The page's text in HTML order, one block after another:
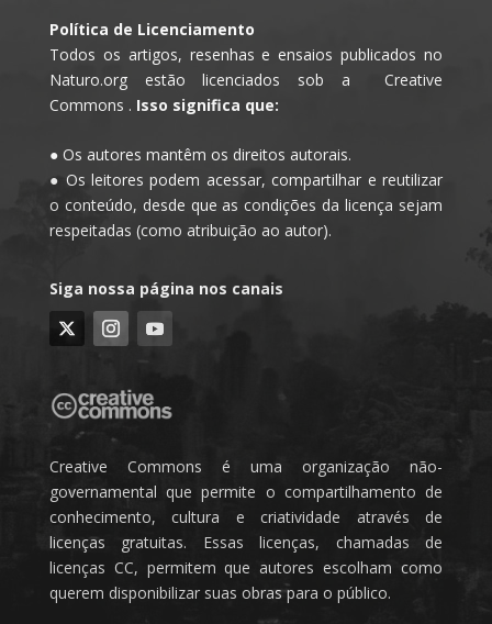
Política de Licenciamento
Todos os artigos, resenhas e ensaios publicados no
Naturo.org estão licenciados sob a Creative
Commons . Isso significa que:
● Os autores mantêm os direitos autorais.
● Os leitores podem acessar, compartilhar e reutilizar
o conteúdo, desde que as condições da licença sejam
respeitadas (como atribuição ao autor).
Siga nossa página nos canais
Creative Commons é uma organização não-
governamental que permite o compartilhamento de
conhecimento, cultura e criatividade através de
licenças gratuitas. Essas licenças, chamadas de
licenças CC, permitem que autores escolham como
querem disponibilizar suas obras para o público.